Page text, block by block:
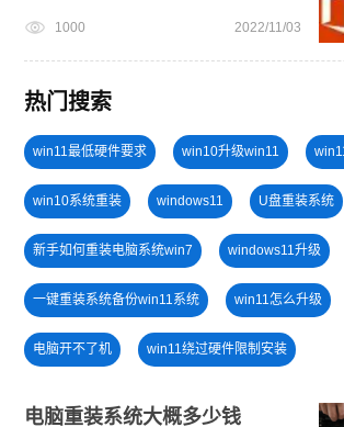
1000 2022/11/03
热门搜索
win11最低硬件要求 win10升级win11
win10系统重装 windows11 U盘重装系统
新手如何重装电脑系统win7 windows11升级
一键重装系统备份win11系统 win11怎么升级
电脑开不了机 win11绕过硬件限制安装
电脑重装系统大概多少钱